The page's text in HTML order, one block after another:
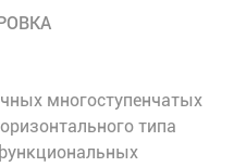
многоступенчатых
типа